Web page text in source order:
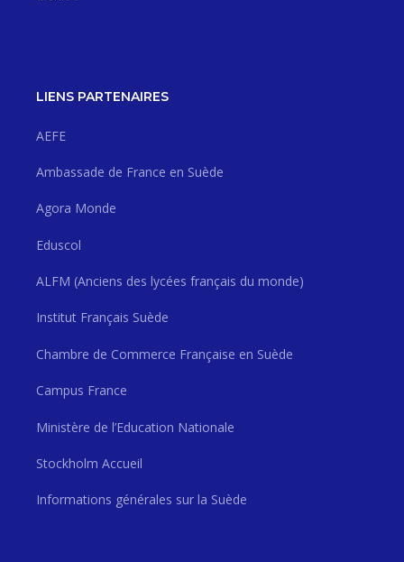
LIENS PARTENAIRES
AEFE
Ambassade de France en Suède
Agora Monde
Eduscol
ALFM (Anciens des lycées français du monde)
Institut Français Suède
Chambre de Commerce Française en Suède
Campus France
Ministère de l’Education Nationale
Stockholm Accueil
Informations générales sur la Suède